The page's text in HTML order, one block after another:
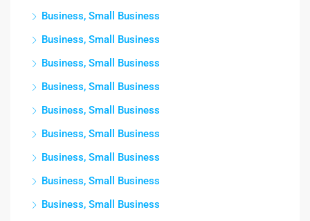
Business, Small Business
Business, Small Business
Business, Small Business
Business, Small Business
Business, Small Business
Business, Small Business
Business, Small Business
Business, Small Business
Business, Small Business